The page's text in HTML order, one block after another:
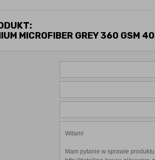
MICROFIBER GREY 360 GSM